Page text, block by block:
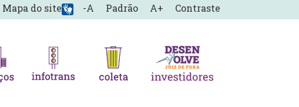
-A Padrão A+ Contraste
Mapa do site